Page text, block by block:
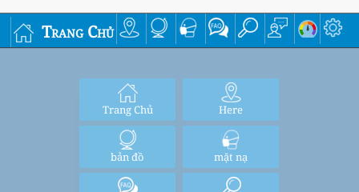
Trang Chủ
Trang Chủ Here
bản đồ mặt nạ